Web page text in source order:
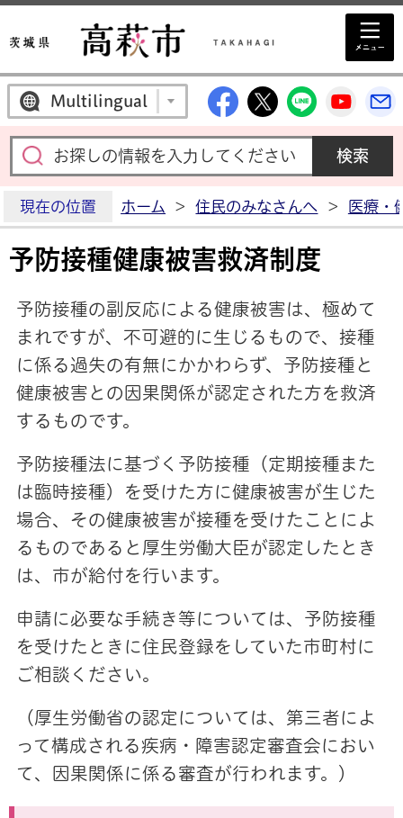
Multilingual 高萩市公式
高萩市公式X
高萩市
高
現在の位置 ホーム > 住民のみなさんへ > 医療・
予防接種健康被害救済制度
予防接種の副反応による健康被害は、極めて
まれですが、不可避的に生じるもので、接種
に係る過失の有無にかかわらず、予防接種と
健康被害との因果関係が認定された方を救済
するものです。
予防接種法に基づく予防接種（定期接種また
は臨時接種）を受けた方に健康被害が生じた
場合、その健康被害が接種を受けたことによ
るものであると厚生労働大臣が認定したとき
は、市が給付を行います。
申請に必要な手続き等については、予防接種
を受けたときに住民登録をしていた市町村に
ご相談ください。
（厚生労働省の認定については、第三者によ
って構成される疾病・障害認定審査会におい
て、因果関係に係る審査が行われます。）